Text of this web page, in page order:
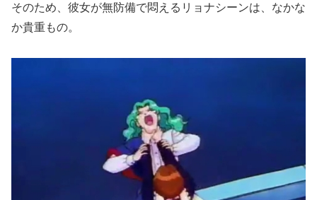
そのため、彼女が無防備で悶えるリョナシーンは、なかな
か貴重もの。